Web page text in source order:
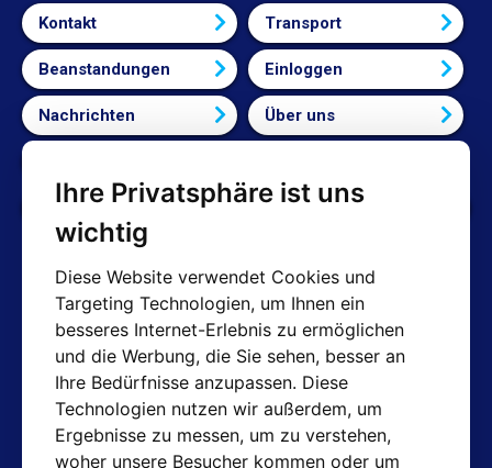
Ihre Privatsphäre ist uns
wichtig
Diese Website verwendet Cookies und
Targeting Technologien, um Ihnen ein
besseres Internet-Erlebnis zu ermöglichen
und die Werbung, die Sie sehen, besser an
Ihre Bedürfnisse anzupassen. Diese
Technologien nutzen wir außerdem, um
Ergebnisse zu messen, um zu verstehen,
woher unsere Besucher kommen oder um
Kontakt Transport
Beanstandungen Einloggen
Nachrichten Über uns
Cookie-Einstellungen bearbeiten
AT-Kontakte
Shop: info@hotair.cz
+420 603 357 606 (Nur Englisch)
Mo-Fr: 7:30 – 15:00
Technische Abteilung: servis@hotair.cz